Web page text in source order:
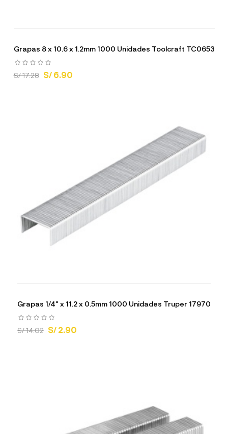
Grapas 8 x 10.6 x 1.2mm 1000 Unidades Toolcraft TC0653
S/ 17.28 S/ 6.90
Grapas 1/4" x 11.2 x 0.5mm 1000 Unidades Truper 17970
S/ 14.02 S/ 2.90